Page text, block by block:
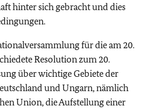
hinter sich gebracht und dies
für die am 20.
Resolution zum 20.
über wichtige Gebiete der
und Ungarn, nämlich
Union, die Aufstellung einer